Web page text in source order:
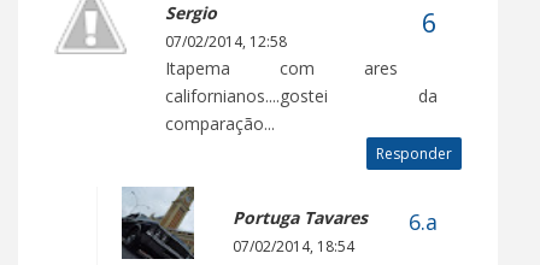
Sergio
07/02/2014, 12:58
Itapema com ares
californianos....gostei da
comparação...
Responder
Portuga Tavares
07/02/2014, 18:54